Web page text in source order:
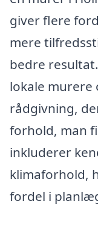
giver flere
mere
bedre
lokale murere
rådgivning,
forhold, man
inkluderer
klimaforhold,
fordel i